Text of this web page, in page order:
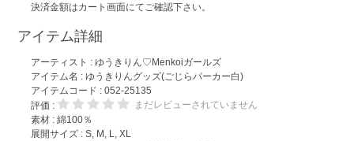
決済金額はカート画面にてご確認下さい。
アイテム詳細
アーティスト :ゆうきりん♡Menkoiガールズ
アイテム名 :ゆうきりんグッズ(ごじらパーカー白)
アイテムコード : 052-25135
評価 :
まだレビューされていません
素材 : 綿100％
展開サイズ : S, M, L, XL